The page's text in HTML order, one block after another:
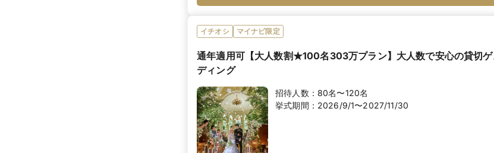
イチオシ マイナビ限定
通年適用可【大人数割★100名303万プラン】大人数で安心の貸切
ディング
招待人数： 80名〜120名
挙式期間： 2026/9/1〜2027/11/30